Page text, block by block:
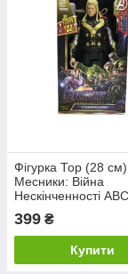
Фігурка Тор (28 см)
Месники: Війна
Нескінченності ABC
399 ₴
Купити